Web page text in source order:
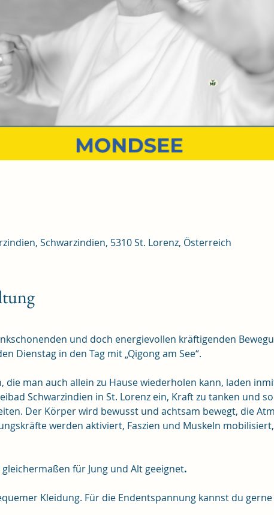
Schwarzindien, 5310 St. Lorenz, Österreich
und doch energievollen kräftigenden
Dienstag in den Tag mit „Qigong am See“.
die man auch allein zu Hause wiederholen kann, laden
Schwarzindien in St. Lorenz ein, Kraft zu tanken und
Der Körper wird bewusst und achtsam bewegt, die
werden aktiviert, Faszien und Muskeln
für Jung und Alt geeignet.
Kleidung. Für die Endentspannung kannst du